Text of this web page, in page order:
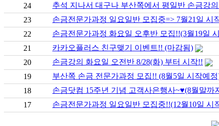
24
추석 지나서 대구나 부산쪽에서 평일반 손금강
23
손금전문가과정 일요일반 모집중=> 7월21일 시
22
손금전문가과정 화요일 오후반 모집!!(3월19일
21
카카오플러스 친구맺기 이벤트!! (마감됨)
20
손금강의 화요일 오전반 8/28(화) 부터 시작!!
19
부산쪽 손금 전문가과정 모집!! (8월5일 시작예
18
손금닷컴 15주년 기념 고객사은행사~♥(8월말까
17
손금전문가과정 일요일반 모집중!!(12월10일 시